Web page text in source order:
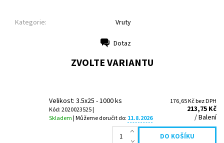
Kategorie: Vruty
Dotaz
ZVOLTE VARIANTU
Velikost: 3.5x25 - 1000 ks
Kód: 2020023525 |
Skladem| Můžeme doručit do: 11.8.2026
176,65 Kč bez DPH
213,75 Kč
/ Balení